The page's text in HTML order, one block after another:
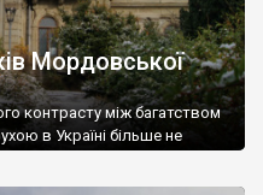
Мордовської
контрасту між багатством
в Україні більше не